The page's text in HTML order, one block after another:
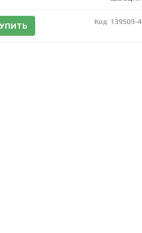
Код: 139509-4